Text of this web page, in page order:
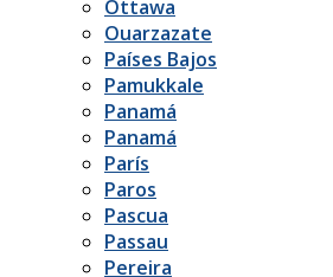
Ottawa
Ouarzazate
Países Bajos
Pamukkale
Panamá
Panamá
París
Paros
Pascua
Passau
Pereira